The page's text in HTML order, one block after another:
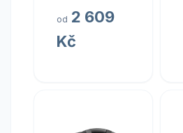
od 2 609
Kč